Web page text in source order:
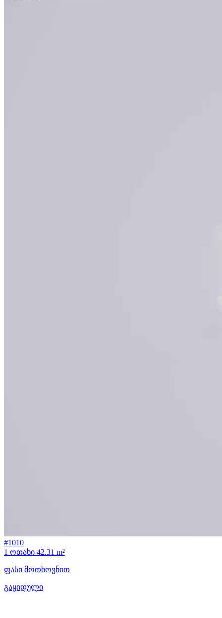
#1010
1 ოთახი 42.31 m²
ფასი მოთხოვნით
გაყიდული